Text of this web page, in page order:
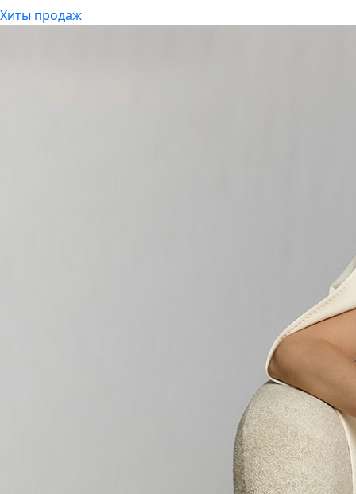
Хиты продаж